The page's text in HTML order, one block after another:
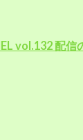
vol.132 配信